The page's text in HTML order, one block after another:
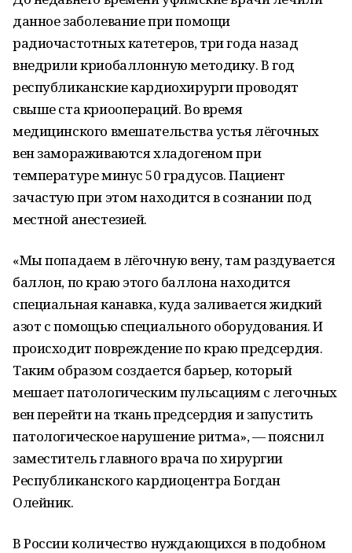
данное заболевание при помощи
радиочастотных катетеров, три года назад
внедрили криобаллонную методику. В год
республиканские кардиохирурги проводят
свыше ста криоопераций. Во время
медицинского вмешательства устья лёгочных
вен замораживаются хладогеном при
температуре минус 50 градусов. Пациент
зачастую при этом находится в сознании под
местной анестезией.
«Мы попадаем в лёгочную вену, там раздувается
баллон, по краю этого баллона находится
специальная канавка, куда заливается жидкий
азот с помощью специального оборудования. И
происходит повреждение по краю предсердия.
Таким образом создается барьер, который
мешает патологическим пульсациям с легочных
вен перейти на ткань предсердия и запустить
патологическое нарушение ритма», — пояснил
заместитель главного врача по хирургии
Республиканского кардиоцентра Богдан
Олейник.
В России количество нуждающихся в подобном